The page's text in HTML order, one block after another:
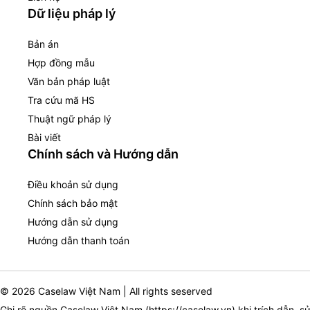
Dữ liệu pháp lý
Bản án
Hợp đồng mẫu
Văn bản pháp luật
Tra cứu mã HS
Thuật ngữ pháp lý
Bài viết
Chính sách và Hướng dẫn
Điều khoản sử dụng
Chính sách bảo mật
Hướng dẫn sử dụng
Hướng dẫn thanh toán
© 2026 Caselaw Việt Nam | All rights seserved